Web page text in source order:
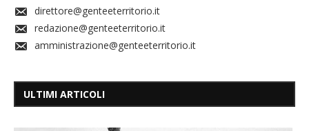
direttore@genteeterritorio.it
redazione@genteeterritorio.it
amministrazione@genteeterritorio.it
ULTIMI ARTICOLI